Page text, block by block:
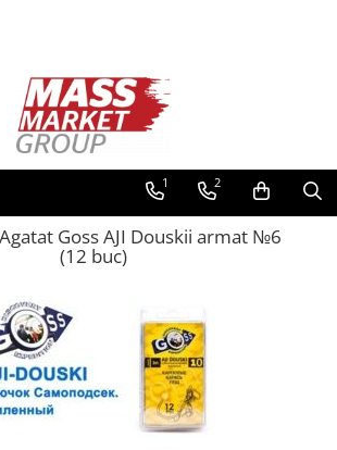
crap
1 2
Goss AJI Douskii armat №6
(12 buc)